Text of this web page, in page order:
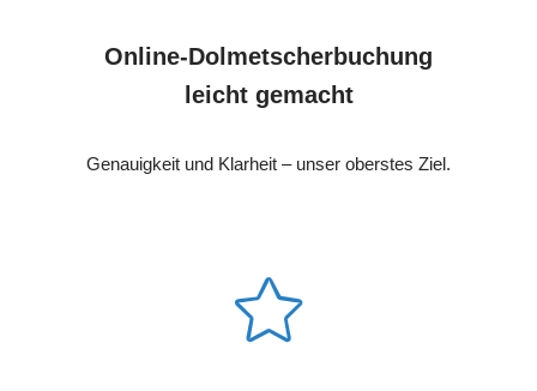
Online-Dolmetscherbuchung
leicht gemacht
Genauigkeit und Klarheit – unser oberstes Ziel.